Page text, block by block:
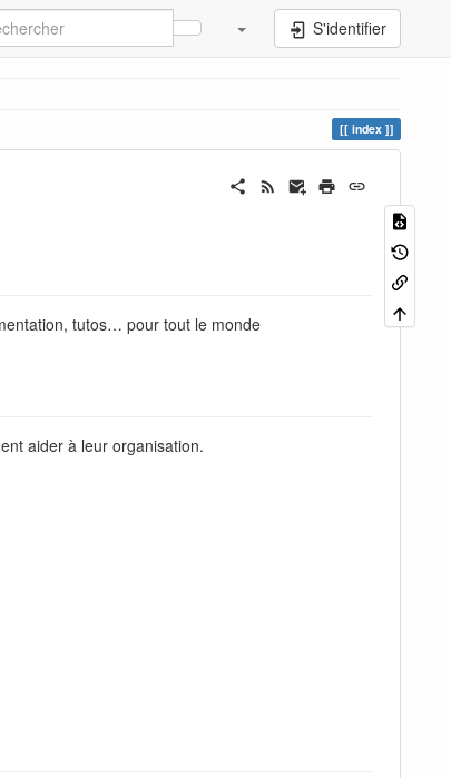
S'identifier
index
tutos… pour tout le monde
aider à leur organisation.